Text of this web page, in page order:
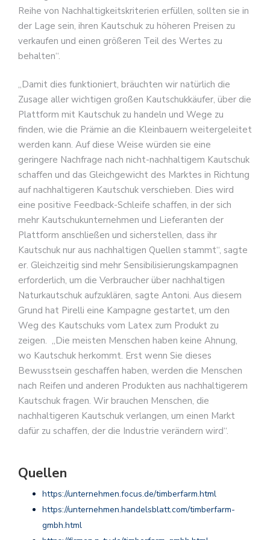
Reihe von Nachhaltigkeitskriterien erfüllen, sollten sie in
der Lage sein, ihren Kautschuk zu höheren Preisen zu
verkaufen und einen größeren Teil des Wertes zu
behalten“.
„Damit dies funktioniert, bräuchten wir natürlich die
Zusage aller wichtigen großen Kautschukkäufer, über die
Plattform mit Kautschuk zu handeln und Wege zu
finden, wie die Prämie an die Kleinbauern weitergeleitet
werden kann. Auf diese Weise würden sie eine
geringere Nachfrage nach nicht-nachhaltigem Kautschuk
schaffen und das Gleichgewicht des Marktes in Richtung
auf nachhaltigeren Kautschuk verschieben. Dies wird
eine positive Feedback-Schleife schaffen, in der sich
mehr Kautschukunternehmen und Lieferanten der
Plattform anschließen und sicherstellen, dass ihr
Kautschuk nur aus nachhaltigen Quellen stammt“, sagte
er. Gleichzeitig sind mehr Sensibilisierungskampagnen
erforderlich, um die Verbraucher über nachhaltigen
Naturkautschuk aufzuklären, sagte Antoni. Aus diesem
Grund hat Pirelli eine Kampagne gestartet, um den
Weg des Kautschuks vom Latex zum Produkt zu
zeigen. „Die meisten Menschen haben keine Ahnung,
wo Kautschuk herkommt. Erst wenn Sie dieses
Bewusstsein geschaffen haben, werden die Menschen
nach Reifen und anderen Produkten aus nachhaltigerem
Kautschuk fragen. Wir brauchen Menschen, die
nachhaltigeren Kautschuk verlangen, um einen Markt
dafür zu schaffen, der die Industrie verändern wird“.
Quellen
https://unternehmen.focus.de/timberfarm.html
https://unternehmen.handelsblatt.com/timberfarm-
gmbh.html